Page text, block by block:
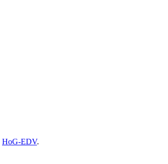
HoG-EDV.